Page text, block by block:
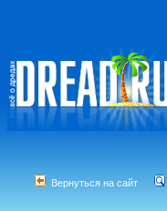
Вернуться на сайт